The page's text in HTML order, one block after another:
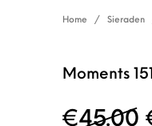
Home / Sieraden
Moments
€45.00